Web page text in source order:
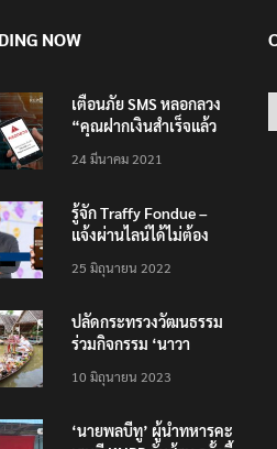
NOW
เตือนภัย SMS หลอกลวง
“คุณฝากเงินสำเร็จแล้ว
200,000 บาท”
24 มีนาคม 2021
รู้จัก Traffy Fondue –
แจ้งผ่านไลน์ได้ไม่ต้อง
ทั่วไทย ไม่ใช่แค่ในกรุง
25 มิถุนายน 2022
ปลัดกระทรวงวัฒนธรรม
ร่วมกิจกรรม ‘นาวา
ตักบาตรทางน้ำ
10 มิถุนายน 2023
‘นายพลบีทู’ ผู้นำทหารคะ